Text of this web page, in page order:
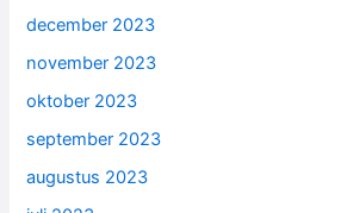
december 2023
november 2023
oktober 2023
september 2023
augustus 2023